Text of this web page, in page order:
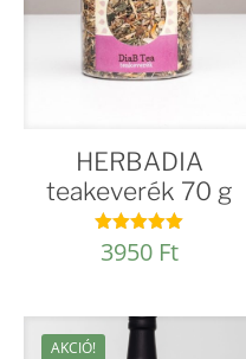
HERBADIA
teakeverék 70 g
Értékelés:
5.00
3950 Ft
AKCIÓ!